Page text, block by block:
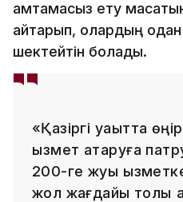
қамтамасыз ету
қайтарып, олардың одан
шектейтін болады.
«Қазіргі уақытта
қызмет атқаруға
200-ге жуық
жол жағдайы толық